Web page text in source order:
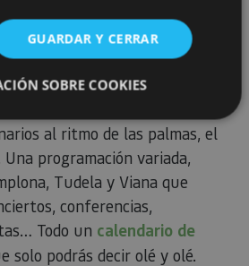
enhorabuena y es que cumple
en la agenda del verano
edición, desde figuras tan
Poveda o Estrella
emergentes volverán a
al ritmo de las palmas, el
programación variada,
Tudela y Viana que
conferencias,
Todo un calendario de
solo podrás decir olé y olé.
GUARDAR Y CERRAR
SOBRE COOKIES
estrictamente necesarias
de rendimiento
Cookies de preferencias
de funcionalidad
Cookies no clasificadas